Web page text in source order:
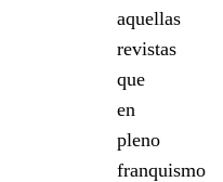
aquellas
revistas
que
en
pleno
franquismo